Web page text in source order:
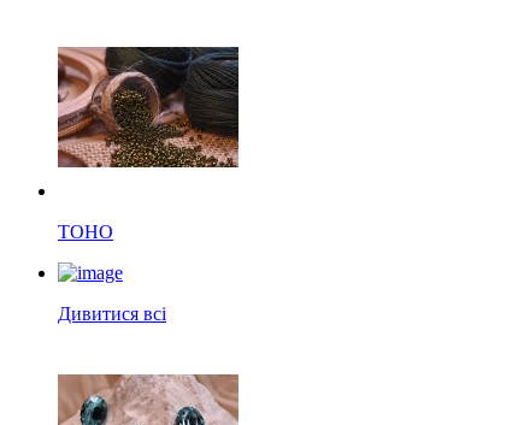
TOHO
Дивитися всі